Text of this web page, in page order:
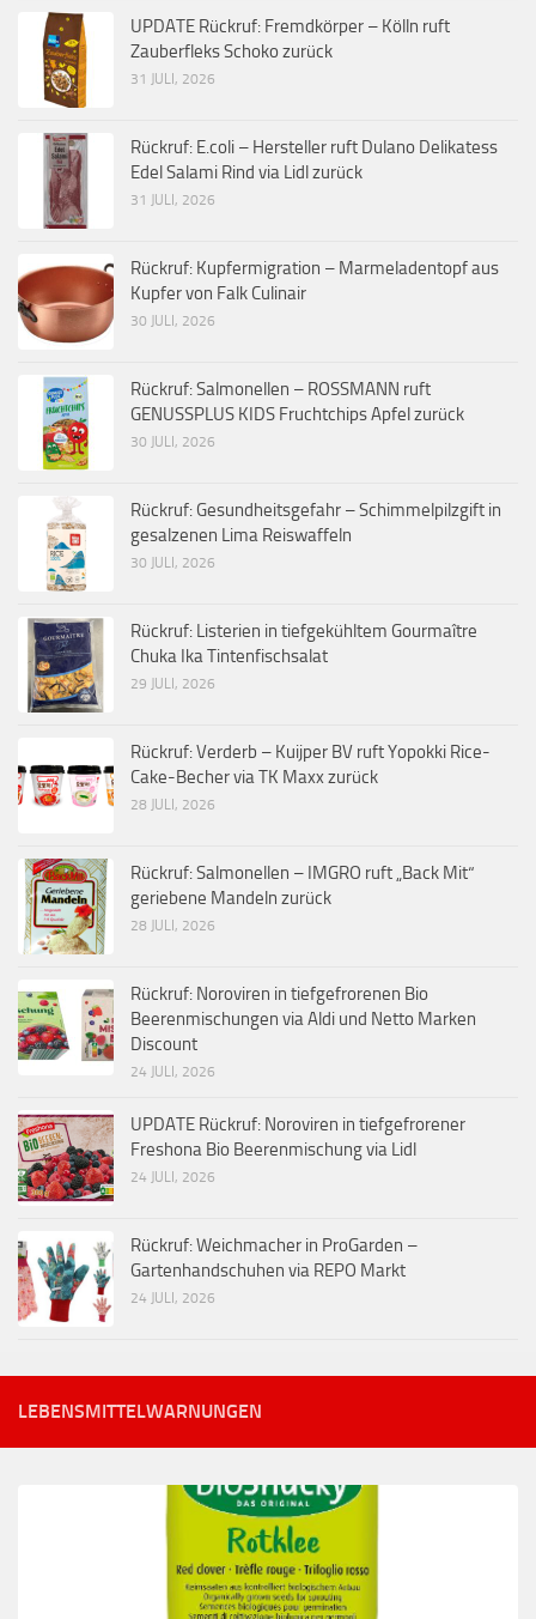
UPDATE Rückruf: Fremdkörper – Kölln ruft
Zauberfleks Schoko zurück
31 JULI, 2026
Rückruf: E.coli – Hersteller ruft Dulano Delikatess
Edel Salami Rind via Lidl zurück
31 JULI, 2026
Rückruf: Kupfermigration – Marmeladentopf aus
Kupfer von Falk Culinair
30 JULI, 2026
Rückruf: Salmonellen – ROSSMANN ruft
GENUSSPLUS KIDS Fruchtchips Apfel zurück
30 JULI, 2026
Rückruf: Gesundheitsgefahr – Schimmelpilzgift in
gesalzenen Lima Reiswaffeln
30 JULI, 2026
Rückruf: Listerien in tiefgekühltem Gourmaître
Chuka Ika Tintenfischsalat
29 JULI, 2026
Rückruf: Verderb – Kuijper BV ruft Yopokki Rice-
Cake-Becher via TK Maxx zurück
28 JULI, 2026
Rückruf: Salmonellen – IMGRO ruft „Back Mit“
geriebene Mandeln zurück
28 JULI, 2026
Rückruf: Noroviren in tiefgefrorenen Bio
Beerenmischungen via Aldi und Netto Marken
Discount
24 JULI, 2026
UPDATE Rückruf: Noroviren in tiefgefrorener
Freshona Bio Beerenmischung via Lidl
24 JULI, 2026
Rückruf: Weichmacher in ProGarden –
Gartenhandschuhen via REPO Markt
24 JULI, 2026
LEBENSMITTELWARNUNGEN